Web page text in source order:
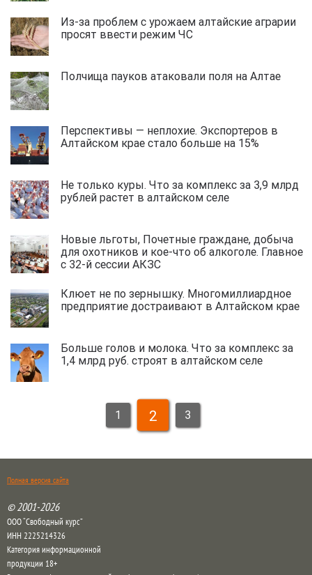
Из-за проблем с урожаем алтайские аграрии
просят ввести режим ЧС
Полчища пауков атаковали поля на Алтае
Перспективы — неплохие. Экспортеров в
Алтайском крае стало больше на 15%
Не только куры. Что за комплекс за 3,9 млрд
рублей растет в алтайском селе
Новые льготы, Почетные граждане, добыча
для охотников и кое-что об алкоголе. Главное
с 32-й сессии АКЗС
Клюет не по зернышку. Многомиллиардное
предприятие достраивают в Алтайском крае
Больше голов и молока. Что за комплекс за
1,4 млрд руб. строят в алтайском селе
1 2 3
Полная версия сайта
© 2001-2026
ООО “Свободный курс”
ИНН 2225214326
Категория информационной
продукции 18+